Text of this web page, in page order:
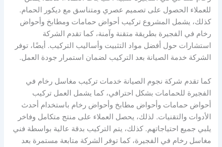
للعملاء الحصول على تصميم عصري ومتناسق مع ديكور الحمام.
كذلك، يشمل المشروع تركيب أحواض حمامات ومطابخ وأحواض
رخام في الفجيرة بطريقة متقنة وآمنة، كما تقدم الشركة
استشارات حول أفضل مواد التثبيت وأساليب التركيب. أيضًا، توفر
الشركة خدمة الصيانة بعد التركيب لضمان استمرار جودة العمل.
كما تقدم شركة نجوم الصيانة خدمات تركيب مغاسل رخام في
الفجيرة للحمامات بشكل احترافي، كما يشمل العمل تركيب
أحواض حمامات وأحواض مطابخ وأحواض رخام باستخدام أحدث
الأدوات والتقنيات. لذلك، يحصل العملاء على منتج متكامل وفاخر
يلبي جميع احتياجاتهم. كذلك، يتم التركيب بدقة عالية بواسطة فني
مغاسل رخام في الفجيرة، كما توفر الشركة متابعة مستمرة بعد